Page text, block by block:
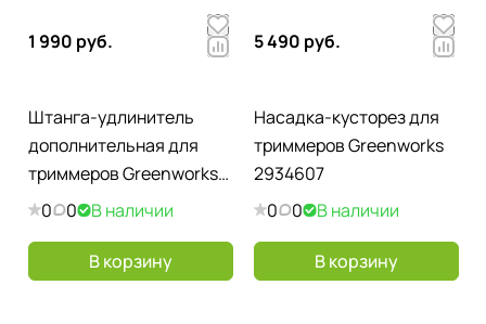
1 990 руб.
Штанга-удлинитель
дополнительная для
триммеров Greenworks
2934907
0 0 В наличии
В корзину
5 490 руб.
Насадка-кусторез для
триммеров Greenworks
2934607
0
0 В наличии
В корзину